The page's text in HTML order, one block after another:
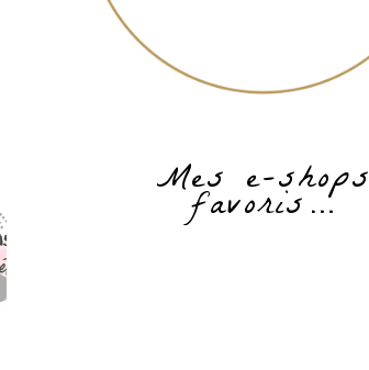
Mes e-shops
favoris…